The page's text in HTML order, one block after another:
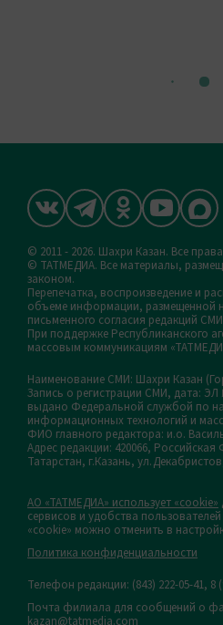
© 2011 - 2026. Шахри Казан. Все
© ТАТМЕДИА. Все материалы,
законом.
Перепечатка, воспроизведение и
объеме информации, размещенной
письменного согласия редакций
При поддержке Республиканского
массовым коммуникациям
Наименование СМИ: Шахри Казан
Запись о регистрации СМИ, дата: ЭЛ
выдано Федеральной службой по
информационных технологий и
ФИО главного редактора: и.о.
Адрес редакции: 420066,
Татарстан, г.Казань,
АО «ТАТМЕДИА» использует «cookie»
сервисов и удобства
«cookie» можно отменить в
Политика конфиденциальности
Телефон редакции: (843) 222-05-41, 8
Почта филиала для сообщений о
kazan@tatmedia.com